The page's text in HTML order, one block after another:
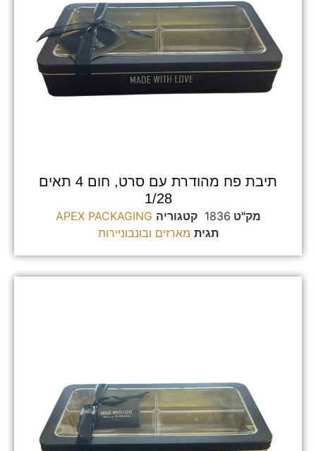
תיבת פח מהודרת עם סרט, חום 4 תאים
1/28
מק"ט 1836 קטגוריה APEX PACKAGING
תגית מארזים ובונבוניירות